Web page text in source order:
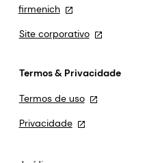
firmenich
Site corporativo
Termos & Privacidade
Termos de uso
Privacidade